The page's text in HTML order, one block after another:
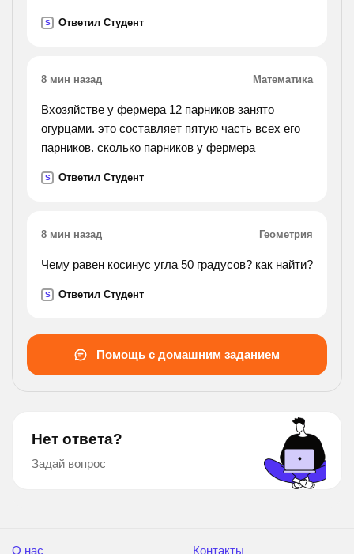
S Ответил Студент
8 мин назад Математика
Вхозяйстве у фермера 12 парников занято
огурцами. это составляет пятую часть всех его
парников. сколько парников у фермера
S Ответил Студент
8 мин назад Геометрия
Чему равен косинус угла 50 градусов? как найти?
S Ответил Студент
Помощь с домашним заданием
Нет ответа?
Задай вопрос
О нас Контакты